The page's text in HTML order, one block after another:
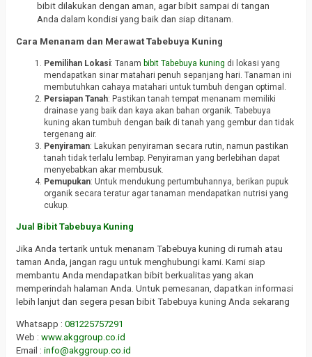
bibit dilakukan dengan aman, agar bibit sampai di tangan
Anda dalam kondisi yang baik dan siap ditanam.
Cara Menanam dan Merawat Tabebuya Kuning
Pemilihan Lokasi: Tanam bibit Tabebuya kuning di lokasi yang
mendapatkan sinar matahari penuh sepanjang hari. Tanaman ini
membutuhkan cahaya matahari untuk tumbuh dengan optimal.
Persiapan Tanah: Pastikan tanah tempat menanam memiliki
drainase yang baik dan kaya akan bahan organik. Tabebuya
kuning akan tumbuh dengan baik di tanah yang gembur dan tidak
tergenang air.
Penyiraman: Lakukan penyiraman secara rutin, namun pastikan
tanah tidak terlalu lembap. Penyiraman yang berlebihan dapat
menyebabkan akar membusuk.
Pemupukan: Untuk mendukung pertumbuhannya, berikan pupuk
organik secara teratur agar tanaman mendapatkan nutrisi yang
cukup.
Jual Bibit Tabebuya Kuning
Jika Anda tertarik untuk menanam Tabebuya kuning di rumah atau
taman Anda, jangan ragu untuk menghubungi kami. Kami siap
membantu Anda mendapatkan bibit berkualitas yang akan
memperindah halaman Anda. Untuk pemesanan, dapatkan informasi
lebih lanjut dan segera pesan bibit Tabebuya kuning Anda sekarang
Whatsapp : 081225757291
Web : www.akggroup.co.id
Email : info@akggroup.co.id